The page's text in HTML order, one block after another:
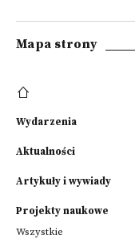
Mapa strony
Wydarzenia
Aktualności
Artykuły i wywiady
Projekty naukowe
Wszystkie